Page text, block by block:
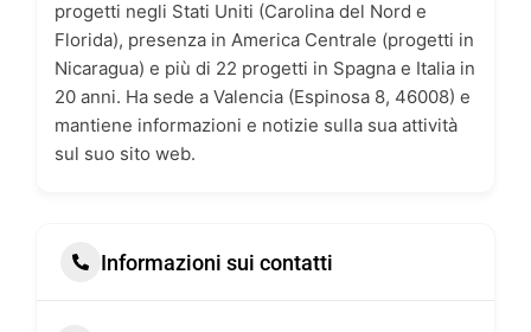
progetti negli Stati Uniti (Carolina del Nord e
Florida), presenza in America Centrale (progetti in
Nicaragua) e più di 22 progetti in Spagna e Italia in
20 anni. Ha sede a Valencia (Espinosa 8, 46008) e
mantiene informazioni e notizie sulla sua attività
sul suo sito web.
Informazioni sui contatti